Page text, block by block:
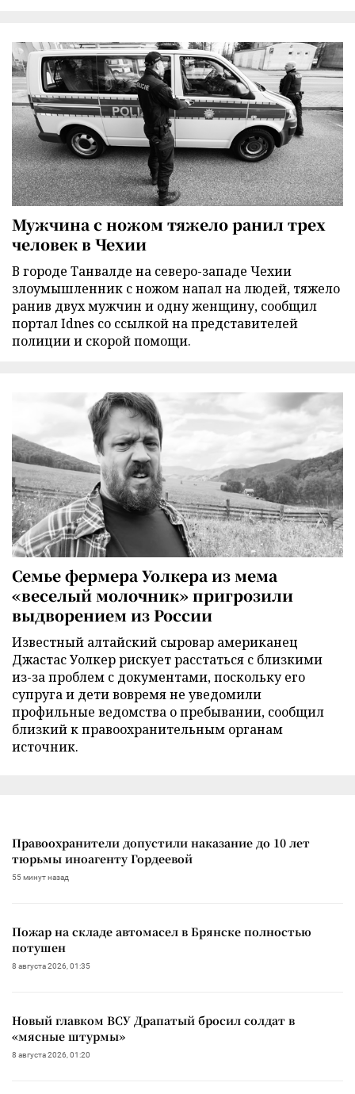
Мужчина с ножом тяжело ранил трех
человек в Чехии
В городе Танвалде на северо-западе Чехии
злоумышленник с ножом напал на людей, тяжело
ранив двух мужчин и одну женщину, сообщил
портал Idnes со ссылкой на представителей
полиции и скорой помощи.
Семье фермера Уолкера из мема
«веселый молочник» пригрозили
выдворением из России
Известный алтайский сыровар американец
Джастас Уолкер рискует расстаться с близкими
из-за проблем с документами, поскольку его
супруга и дети вовремя не уведомили
профильные ведомства о пребывании, сообщил
близкий к правоохранительным органам
источник.
Правоохранители допустили наказание до 10 лет
тюрьмы иноагенту Гордеевой
55 минут назад
Пожар на складе автомасел в Брянске полностью
потушен
8 августа 2026, 01:35
Новый главком ВСУ Драпатый бросил солдат в
«мясные штурмы»
8 августа 2026, 01:20